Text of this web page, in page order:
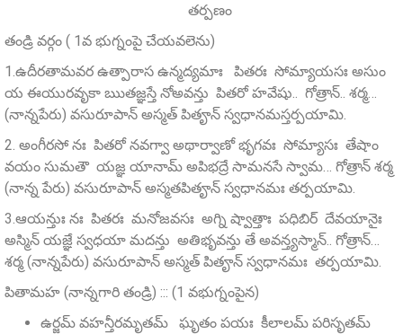
తర్పణం
తండ్రి వర్గం ( 1వ భుగ్నంపై చేయవలెను)
1.ఉదీరతామవర ఉత్పారాస ఉన్మద్యమాః పితరః సోమ్యాయసః అసుం
య ఈయురవృకా ఋతజ్ఞస్తే నోఅవన్తు పితరో హవేషు.. గోత్రాన్.. శర్మ…
(నాన్నపేరు) వసురూపాన్‌ అస్మత్‌ పితౄన్‌ స్వధానమస్తర్పయామి.
2. అంగీరసో నః పితరో నవగ్వా అథార్వాణో భృగవః సోమ్యాసః తేషాం
వయం సుమతౌ యజ్ఞ యానామ్‌ అపిభద్రే సామనసే స్వామ… గోత్రాన్ శర్మ
(నాన్న పేరు) వసురూపాన్‌ అస్మతపితౄన్‌ స్వధానమః తర్పయామి.
3.ఆయన్తుః నః పితరః మనోజవసః అగ్ని ష్వాత్తాః పధిబిర్ దేవయానైః
అస్మిన్‌ యజ్ఞే స్వధయా మదన్తు అతిభృవన్తు తే అవన్త్యస్మాన్‌.. గోత్రాన్…
శర్మ (నాన్నపేరు) వసురూపాన్‌ అస్మత్ పితౄన్‌ స్వధానమః తర్పయామి.
పితామహ (నాన్నగారి తండ్రి) ::: (1 వభుగ్నంపైన)
ఉర్జమ్‌ వహన్తీరమృతమ్ ఘృతం పయః కీలాలమ్‌ పరిసృతమ్‌